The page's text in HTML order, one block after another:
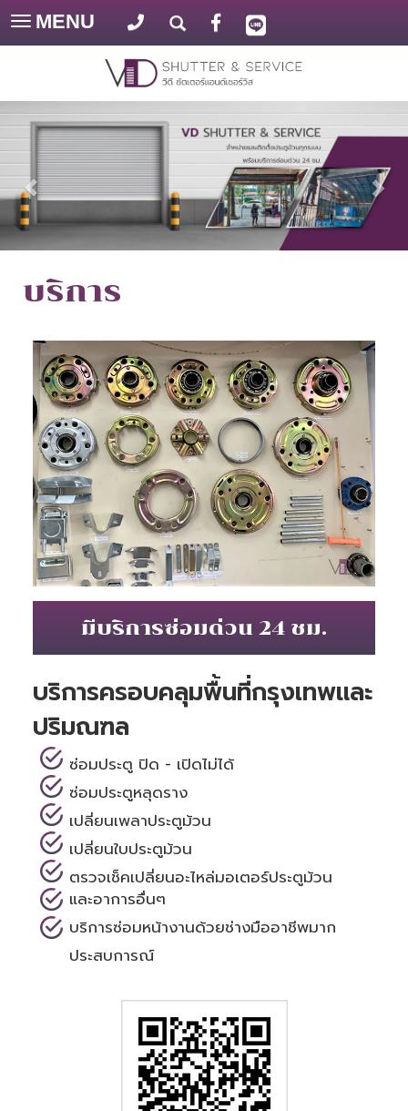
Toggle
navigation
MENU
บริการ
มีบริการซ่อมด่วน 24 ชม.
บริการครอบคลุมพื้นที่กรุงเทพและ
ปริมณฑล
ซ่อมประตู ปิด - เปิดไม่ได้
ซ่อมประตูหลุดราง
เปลี่ยนเพลาประตูม้วน
เปลี่ยนใบประตูม้วน
ตรวจเช็คเปลี่ยนอะไหล่มอเตอร์ประตูม้วน
และอาการอื่นๆ
บริการซ่อมหน้างานด้วยช่างมืออาชีพมาก
ประสบการณ์